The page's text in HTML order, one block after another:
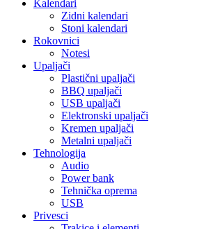
Kalendari
Zidni kalendari
Stoni kalendari
Rokovnici
Notesi
Upaljači
Plastični upaljači
BBQ upaljači
USB upaljači
Elektronski upaljači
Kremen upaljači
Metalni upaljači
Tehnologija
Audio
Power bank
Tehnička oprema
USB
Privesci